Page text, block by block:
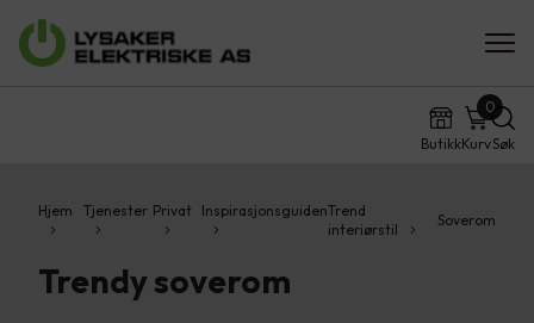
ButikkKurv
0
Søk
Hjem Tjenester Privat InspirasjonsguidenTrend
interiørstil
Soverom
Trendy soverom